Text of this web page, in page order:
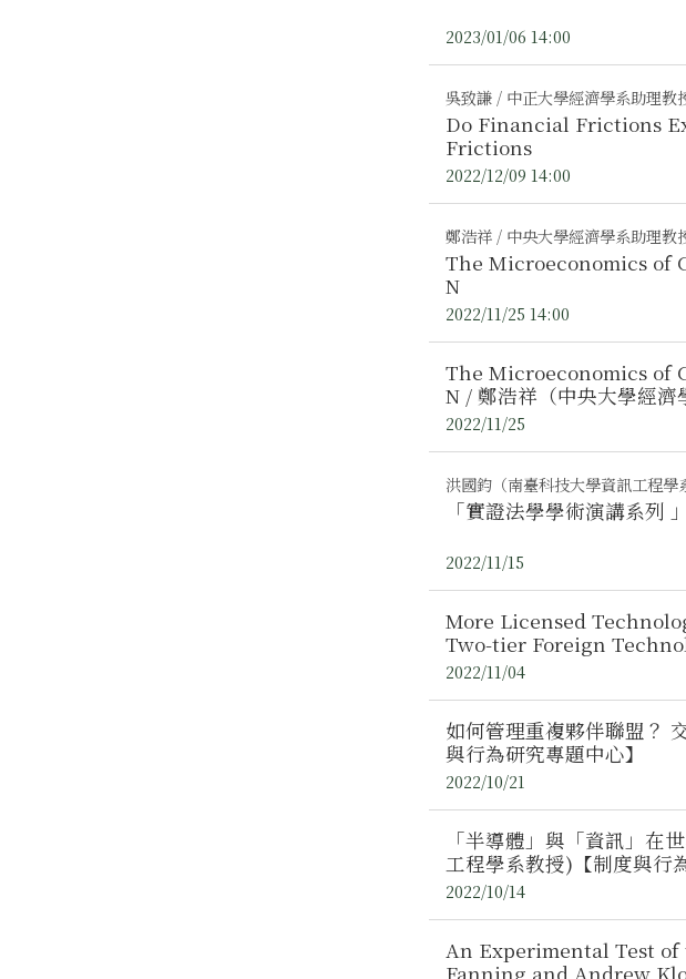
2023/01/06 14:00
吳致謙 / 中正大學經濟學系助理教
Do Financial Frictions Explain Unemployment? Based on DSGE
Frictions
2022/12/09 14:00
鄭浩祥 / 中央大學經濟學系助理教
The Microeconomics of
N
2022/11/25 14:00
The Microeconomics of
N / 鄭浩祥（中央大學經濟
2022/11/25
洪國鈞（南臺科技大學資訊工程學
「實證法學學術演講系列
2022/11/15
More Licensed Technologies May Make It
Two-tier Foreign
專題中心】
2022/11/04
如何管理重複夥伴聯盟？
與行為研究專題中心】
2022/10/21
「半導體」與「資訊」在
工程學系教授)【制度與行
2022/10/14
An Experimental Test of
Fanning and Andrew